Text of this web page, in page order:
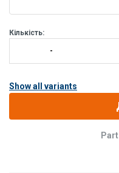
- Використання для бу/
Кількість:
Show all variants